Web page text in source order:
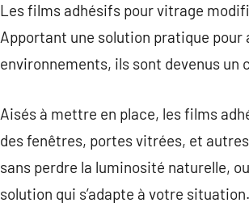
Les films adhésifs pour vitrage
Apportant une solution pratique
environnements, ils sont devenus
Aisés à mettre en place, les films
des fenêtres, portes vitrées, et
sans perdre la luminosité naturelle,
solution qui s’adapte à votre situation.